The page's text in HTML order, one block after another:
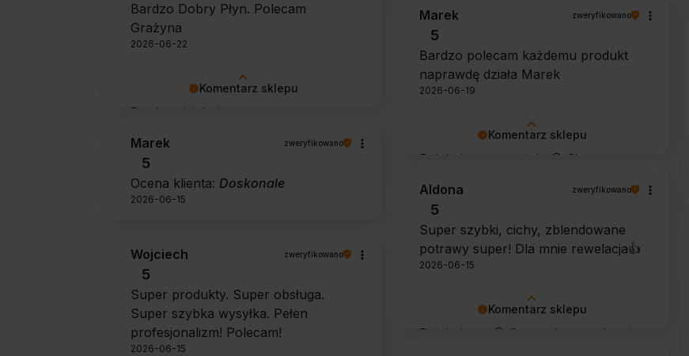
zakup spełniły Pana oczekiwania.
Dziękujemy za zaufanie.
Komentarz sklepu
Bardzo dziękujemy za pozytywną
zapewniał doskonałe efekty przy
każdym użyciu.
Bardzo Dobry Płyn. Polecam
Grażyna
2026-06-22
Komentarz sklepu
Dziękujemy za opinię 🙂 Cieszymy
potwierdził swoją skuteczność.
Marek zweryfikowano
5
Bardzo polecam każdemu produkt
naprawdę działa Marek
2026-06-19
Marek zweryfikowano
5
Ocena klienta: Doskonale
2026-06-15
Komentarz sklepu
Dziękujemy 🙂 Super, że urządzenie
Aldona zweryfikowano
5
Super szybki, cichy, zblendowane
potrawy super! Dla mnie rewelacja👍️
2026-06-15
Wojciech zweryfikowano
5
Super produkty. Super obsługa.
Super szybka wysyłka. Pełen
profesjonalizm! Polecam!
2026-06-15